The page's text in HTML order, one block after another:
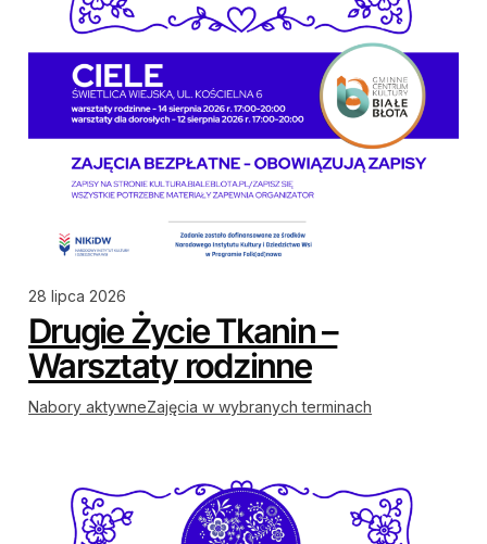
28 lipca 2026
Drugie Życie Tkanin –
Warsztaty rodzinne
Nabory aktywneZajęcia w wybranych terminach